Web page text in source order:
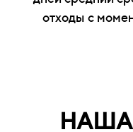
отходы с